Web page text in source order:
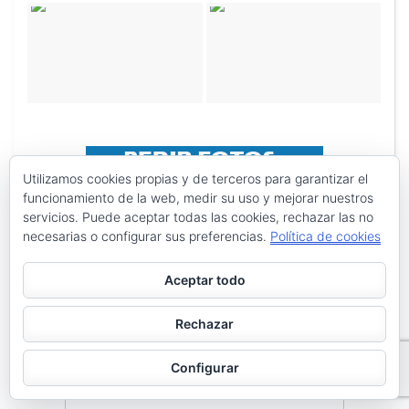
for:
Utilizamos cookies propias y de terceros para garantizar el
funcionamiento de la web, medir su uso y mejorar nuestros
servicios. Puede aceptar todas las cookies, rechazar las no
necesarias o configurar sus preferencias. Política de cookies
Aceptar todo
Rechazar
Configurar